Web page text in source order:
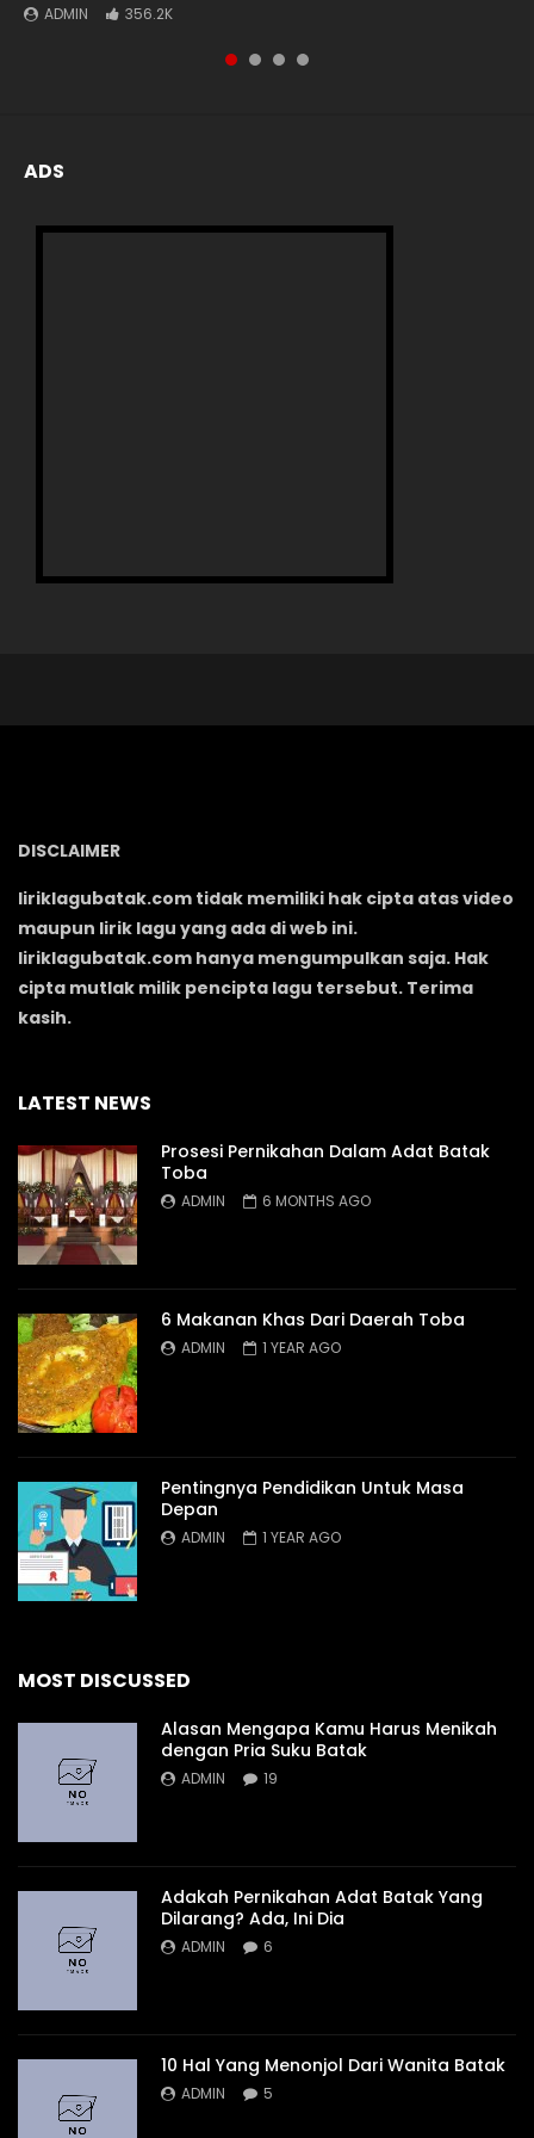
ADMIN 356.2K
ADMIN 72.6K
ADMIN 73
ADMIN 2
ADS
DISCLAIMER
liriklagubatak.com tidak memiliki hak cipta atas video
maupun lirik lagu yang ada di web ini.
liriklagubatak.com hanya mengumpulkan saja. Hak
cipta mutlak milik pencipta lagu tersebut. Terima
kasih.
LATEST NEWS
Prosesi Pernikahan Dalam Adat Batak
Toba
ADMIN 6 MONTHS AGO
6 Makanan Khas Dari Daerah Toba
ADMIN 1 YEAR AGO
Pentingnya Pendidikan Untuk Masa
Depan
ADMIN 1 YEAR AGO
MOST DISCUSSED
Alasan Mengapa Kamu Harus Menikah
dengan Pria Suku Batak
ADMIN 19
Adakah Pernikahan Adat Batak Yang
Dilarang? Ada, Ini Dia
ADMIN 6
10 Hal Yang Menonjol Dari Wanita Batak
ADMIN 5